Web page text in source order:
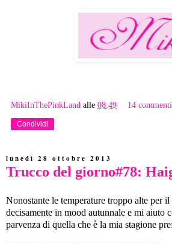
MikiInThePinkLand alle 08:49 14
Condividi
lunedì 28 ottobre 2013
Trucco del giorno#78:
Nonostante le temperature troppo alte per
decisamente in mood autunnale e mi aiuto
parvenza di quella che è la mia stagione